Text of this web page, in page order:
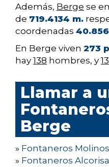
Además, Berge se
de 719.4134 m.
coordenadas
En Berge viven 273
hay 138 hombres, y
Llamar a
Berge
» Fontaneros Molinos
» Fontaneros Alcorisa